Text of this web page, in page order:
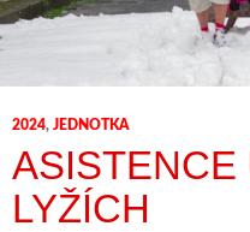
2024, JEDNOTKA
ASISTENCE
LYŽÍCH